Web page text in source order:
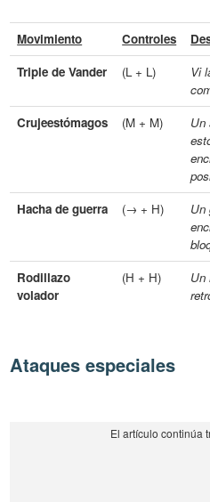
Movimiento Controles
Triple de Vander
(L + L)
Vi
Crujeestómagos
(M + M)
Un
Hacha de guerra
(→ + H)
Un
Rodillazo
volador
(H + H)
Un
Ataques especiales